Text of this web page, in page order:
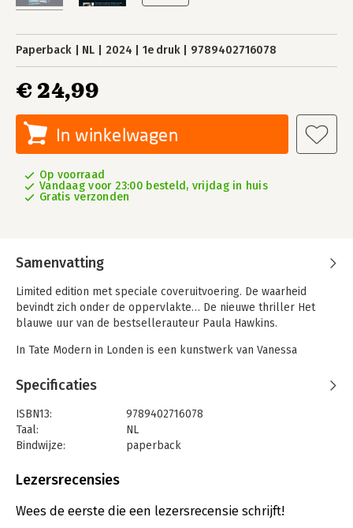
Paperback NL 2024 1e druk 9789402716078
€ 24,99
In winkelwagen
Op voorraad
Vandaag voor 23:00 besteld, vrijdag in huis
Gratis verzonden
Samenvatting
Limited edition met speciale coveruitvoering. De waarheid
bevindt zich onder de oppervlakte… De nieuwe thriller Het
blauwe uur van de bestsellerauteur Paula Hawkins.
In Tate Modern in Londen is een kunstwerk van Vanessa
beruchte – kunstenares. Vlak na de opening van de
tentoonstelling ontvangt het museum een verontrustend
bericht: een zeer vooraanstaand forensisch antropoloog claimt
dat in het kunstwerk gebruik is gemaakt van een menselijk
bot. En dat terwijl de notoir ontrouwe echtgenoot van de
verdwenen…
Conservator James Becker reist af naar de Schotse kust om de
waarheid boven water te krijgen. Vanessa’s nalatenschap wordt
Specificaties
ISBN13:
9789402716078
Taal:
NL
Bindwijze:
paperback
Uitgever:
Verschijningsdatum:
15-10-2024
Lezersrecensies
Wees de eerste die een lezersrecensie schrijft!